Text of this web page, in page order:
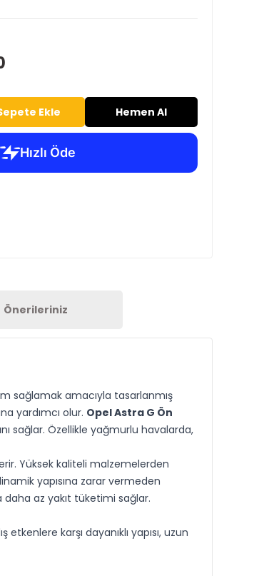
Ekle Hemen Al
Önerileriniz
sağlamak amacıyla tasarlanmış
yardımcı olur. Opel Astra G Ön
sağlar. Özellikle yağmurlu havalarda,
Yüksek kaliteli malzemelerden
yapısına zarar vermeden
daha az yakıt tüketimi sağlar.
karşı dayanıklı yapısı, uzun